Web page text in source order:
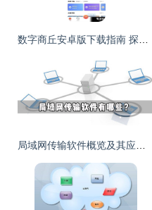
数字商丘安卓版下载指南 探索v3.3.2版本与91手游网服务解析
局域网传输软件概览及其应用服务详解